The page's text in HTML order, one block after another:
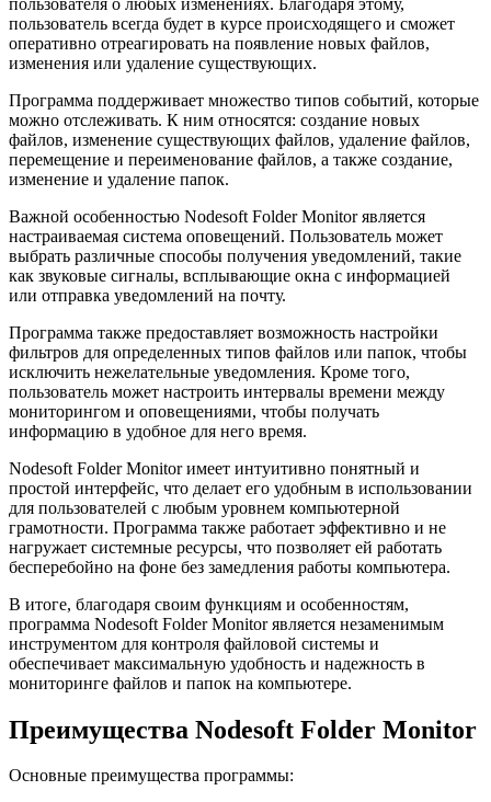
пользователь всегда будет в курсе происходящего и сможет
оперативно отреагировать на появление новых файлов,
изменения или удаление существующих.
Программа поддерживает множество типов событий, которые
можно отслеживать. К ним относятся: создание новых
файлов, изменение существующих файлов, удаление файлов,
перемещение и переименование файлов, а также создание,
изменение и удаление папок.
Важной особенностью Nodesoft Folder Monitor является
настраиваемая система оповещений. Пользователь может
выбрать различные способы получения уведомлений, такие
как звуковые сигналы, всплывающие окна с информацией
или отправка уведомлений на почту.
Программа также предоставляет возможность настройки
фильтров для определенных типов файлов или папок, чтобы
исключить нежелательные уведомления. Кроме того,
пользователь может настроить интервалы времени между
мониторингом и оповещениями, чтобы получать
информацию в удобное для него время.
Nodesoft Folder Monitor имеет интуитивно понятный и
простой интерфейс, что делает его удобным в использовании
для пользователей с любым уровнем компьютерной
грамотности. Программа также работает эффективно и не
нагружает системные ресурсы, что позволяет ей работать
бесперебойно на фоне без замедления работы компьютера.
В итоге, благодаря своим функциям и особенностям,
программа Nodesoft Folder Monitor является незаменимым
инструментом для контроля файловой системы и
обеспечивает максимальную удобность и надежность в
мониторинге файлов и папок на компьютере.
Преимущества Nodesoft Folder Monitor
Основные преимущества программы: